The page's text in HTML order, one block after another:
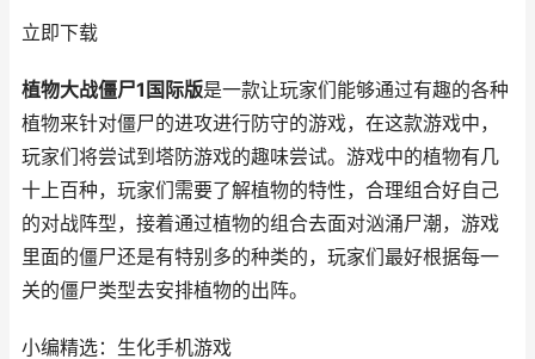
立即下载
植物大战僵尸1国际版是一款让玩家们能够通过有趣的各种
植物来针对僵尸的进攻进行防守的游戏，在这款游戏中，
玩家们将尝试到塔防游戏的趣味尝试。游戏中的植物有几
十上百种，玩家们需要了解植物的特性，合理组合好自己
的对战阵型，接着通过植物的组合去面对汹涌尸潮，游戏
里面的僵尸还是有特别多的种类的，玩家们最好根据每一
关的僵尸类型去安排植物的出阵。
小编精选：生化手机游戏